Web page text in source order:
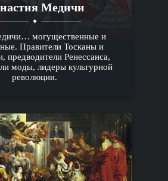
Медичи
могущественные и
Правители Тосканы и
предводители Ренессанса,
моды, лидеры культурной
революции.